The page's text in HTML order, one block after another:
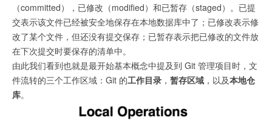
（committed），已修改（modified）和已暂存（staged）。已提
交表示该文件已经被安全地保存在本地数据库中了；已修改表示修
改了某个文件，但还没有提交保存；已暂存表示把已修改的文件放
在下次提交时要保存的清单中。
由此我们看到也就是最开始基本概念中提及到 Git 管理项目时，文
件流转的三个工作区域：Git 的工作目录 ， 暂存区域 ，以及本地仓
库。